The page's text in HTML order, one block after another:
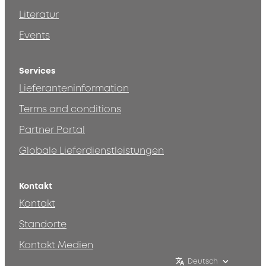
Literatur
Events
Services
Lieferanteninformation
Terms and conditions
Partner Portal
Globale Lieferdienstleistungen
Kontakt
Kontakt
Standorte
Kontakt Medien
Deutsch